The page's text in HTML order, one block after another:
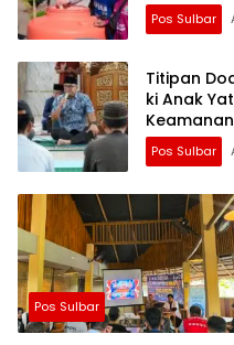
Pos Sulbar
Titipan
ki Anak
Pos Sulbar
Pos Sulbar